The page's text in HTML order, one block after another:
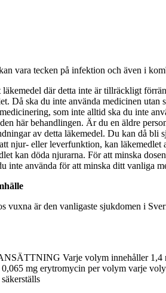
vara tecken på infektion och även i
där detta inte är tillräckligt
Då ska du inte använda medicinen
som inte alltid ska du inte
här behandlingen. Är du en äldre
av detta läkemedel. Du kan då
njur- eller leverfunktion, kan
kan döda njurarna. För att minska
inte använda för att minska ditt vanliga
är den vanligaste sjukdomen i
Varje volym innehåller 1,4
mg erytromycin per volym varje